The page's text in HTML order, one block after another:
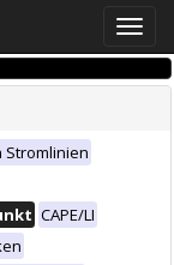
Toggle
Stromlinien
CAPE/LI